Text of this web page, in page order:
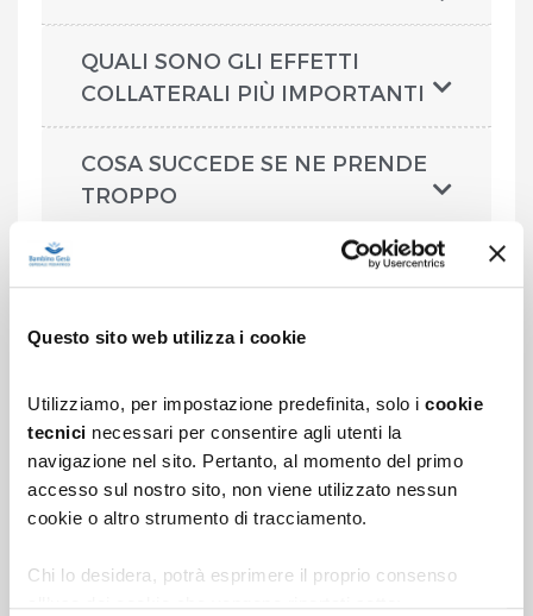
Questo sito web utilizza i cookie
Utilizziamo, per impostazione predefinita, solo i cookie
tecnici necessari per consentire agli utenti la
navigazione nel sito. Pertanto, al momento del primo
accesso sul nostro sito, non viene utilizzato nessun
cookie o altro strumento di tracciamento.
Chi lo desidera, potrà esprimere il proprio consenso
QUALI SONO GLI EFFETTI
COLLATERALI PIÙ IMPORTANTI
COSA SUCCEDE SE NE PRENDE
TROPPO
DOSE
COSA SUCCEDE SE MIO FIGLIO
VOMITA
ALLATTAMENTO